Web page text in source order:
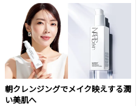
朝クレンジングでメイク映えする潤
い美肌へ